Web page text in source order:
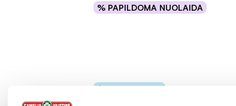
% PAPILDOMA NUOLAIDA
Į krepšelį
Tik internete